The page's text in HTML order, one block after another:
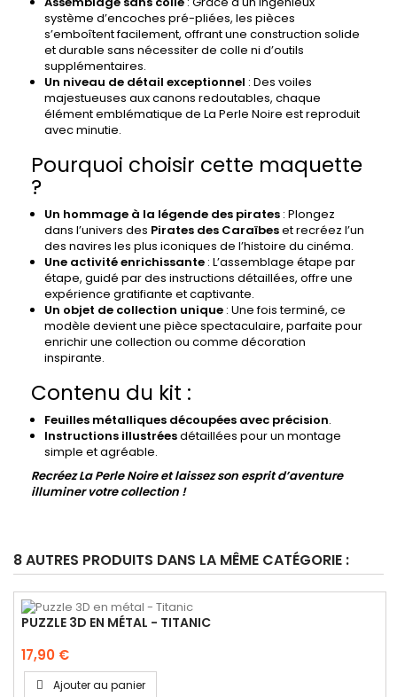
système d’encoches pré-pliées, les pièces
s’emboîtent facilement, offrant une construction solide
et durable sans nécessiter de colle ni d’outils
supplémentaires.
Un niveau de détail exceptionnel : Des voiles
majestueuses aux canons redoutables, chaque
élément emblématique de La Perle Noire est reproduit
avec minutie.
Pourquoi choisir cette maquette
?
Un hommage à la légende des pirates : Plongez
dans l’univers des Pirates des Caraïbeset recréez l’un
des navires les plus iconiques de l’histoire du cinéma.
Une activité enrichissante : L’assemblage étape par
étape, guidé par des instructions détaillées, offre une
expérience gratifiante et captivante.
Un objet de collection unique : Une fois terminé, ce
modèle devient une pièce spectaculaire, parfaite pour
enrichir une collection ou comme décoration
inspirante.
Contenu du kit :
Feuilles métalliques découpées avec précision.
Instructions illustréesdétaillées pour un montage
simple et agréable.
Recréez La Perle Noire et laissez son esprit d’aventure
illuminer votre collection !
8 AUTRES PRODUITS DANS LA MÊME CATÉGORIE :
PUZZLE 3D EN MÉTAL - TITANIC
17,90 €
Ajouter au panier